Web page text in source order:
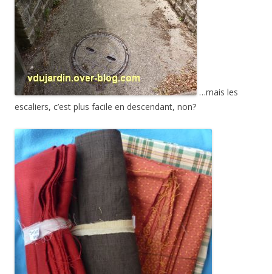
…mais les
escaliers, c’est plus facile en descendant, non?